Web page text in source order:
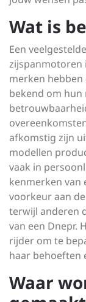
Wat is
Een
zijspanmotoren
merken hebben
bekend om
afkomstig zijn
modellen
vaak in
kenmerken van
voorkeur aan
terwijl anderen
van een Dnepr.
rijder om te
haar behoeften
Waar